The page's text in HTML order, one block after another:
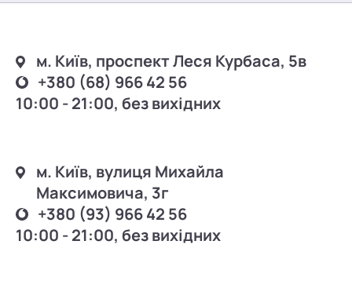
м. Київ, проспект Леся Курбаса, 5в
+380 (68) 966 42 56
10:00 - 21:00, без вихідних
м. Київ, вулиця Михайла
Максимовича, 3г
+380 (93) 966 42 56
10:00 - 21:00, без вихідних